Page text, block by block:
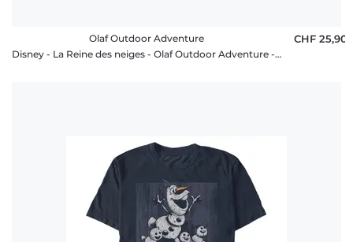
Olaf Outdoor Adventure
Disney - La Reine des neiges - Olaf Outdoor Adventure - Femme T-shirt
CHF 25,90